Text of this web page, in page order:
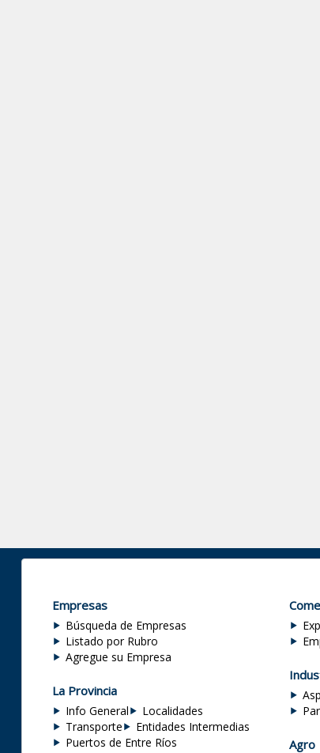
Empresas
Búsqueda de Empresas
Listado por Rubro
Agregue su Empresa
La Provincia
Info General
Localidades
Transporte
Entidades Intermedias
Puertos de Entre Ríos
Agro